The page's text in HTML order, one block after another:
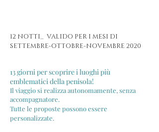
12 NOTTI_ VALIDO PER I MESI DI
SETTEMBRE-OTTOBRE-NOVEMBRE 2020
13 giorni per scoprire i luoghi più
emblematici della penisola!
Il viaggio si realizza autonomamente, senza
accompagnatore.
Tutte le proposte possono essere
personalizzate.